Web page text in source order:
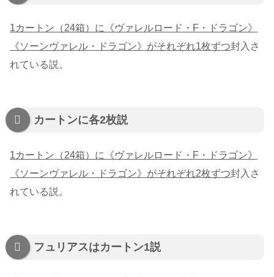
1カートン（24箱）に《ヴァレルロード・F・ドラゴン》
《ソーンヴァレル・ドラゴン》がそれぞれ1枚ずつ封入さ
れている説。
カートンに各2枚説
1カートン（24箱）に《ヴァレルロード・F・ドラゴン》
《ソーンヴァレル・ドラゴン》がそれぞれ2枚ずつ封入さ
れている説。
フュリアスはカートン1説